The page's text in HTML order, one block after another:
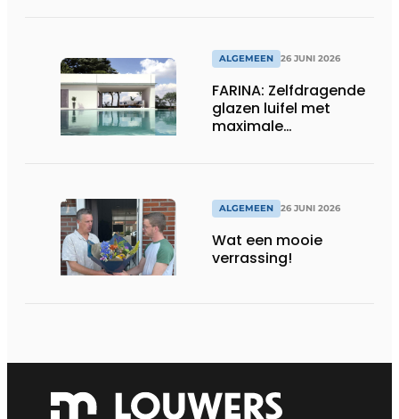
ALGEMEEN 26 JUNI 2026
FARINA: Zelfdragende
glazen luifel met
maximale
ALGEMEEN 26 JUNI 2026
Wat een mooie
verrassing!